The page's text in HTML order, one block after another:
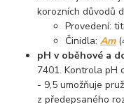
korozních důvodů
Provedení:
Činidla:Am
pH v oběhové a
7401. Kontrola pH
- 9,5 umožňuje
z předepsaného